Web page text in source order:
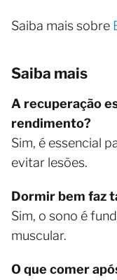
Saiba mais sobre
Saiba mais
A recuperação
rendimento?
Sim, é essencial
evitar lesões.
Dormir bem faz
Sim, o sono é
muscular.
O que comer